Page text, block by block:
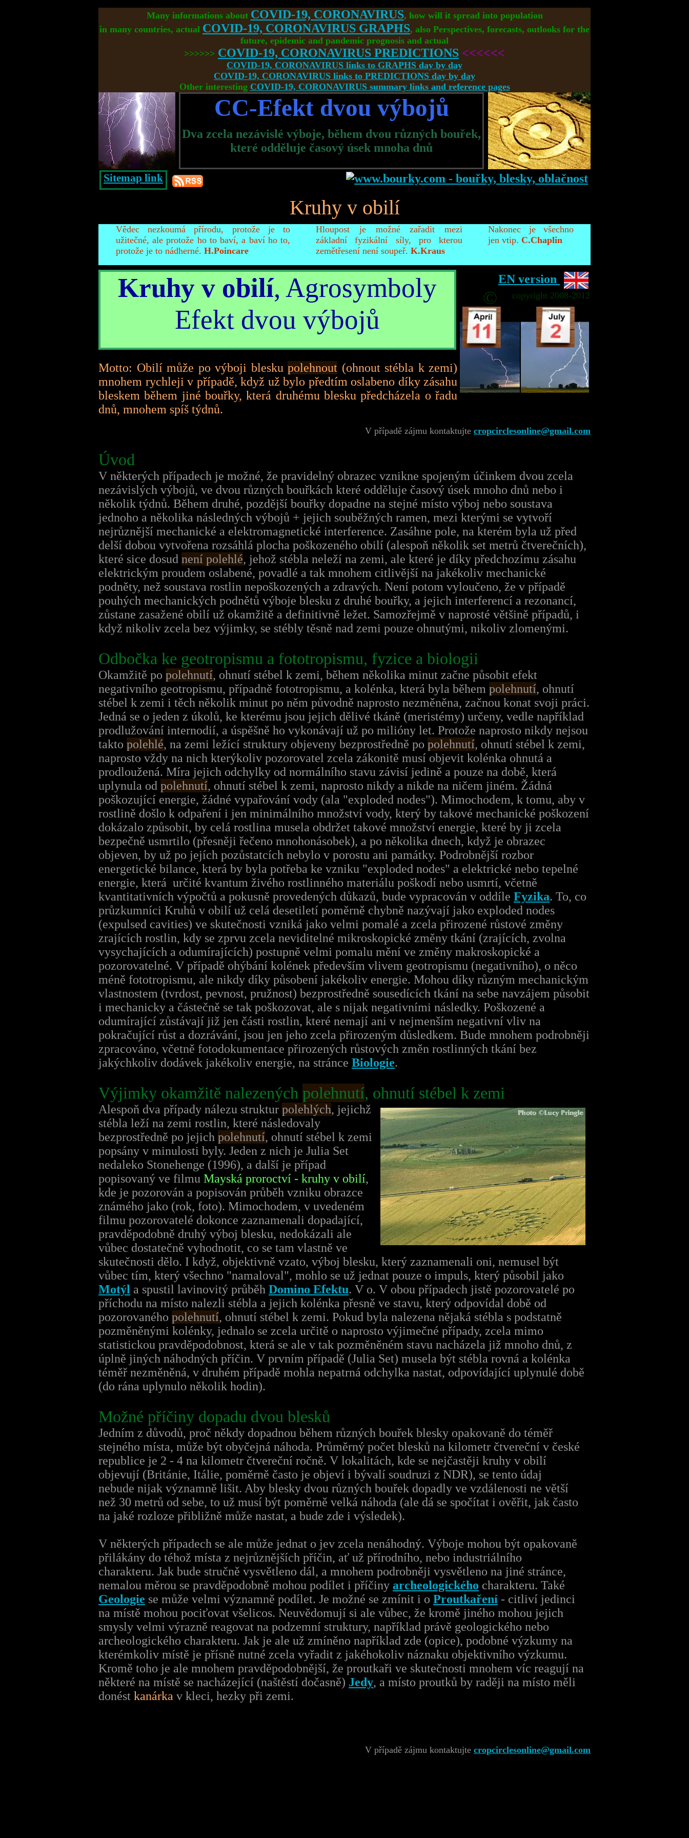
Many informations about COVID-19, CORONAVIRUS, how will it spread into population
in many countries, actual COVID-19, CORONAVIRUS GRAPHS, also Perspectives, forecasts, outlooks for the
future, epidemic and pandemic prognosis and actual
>>>>>> COVID-19, CORONAVIRUS PREDICTIONS <<<<<<
COVID-19, CORONAVIRUS links to GRAPHS day by day
COVID-19, CORONAVIRUS links to PREDICTIONS day by day
Other interesting COVID-19, CORONAVIRUS summary links and reference pages
CC-Efekt dvou výbojů
Dva zcela nezávislé výboje, během dvou různých bouřek,
které odděluje časový úsek mnoha dnů
Sitemap link
Kruhy v obilí
Vědec nezkoumá přírodu, protože je to
užitečné, ale protože ho to baví, a baví ho to,
protože je to nádherné. H.Poincare
Hloupost je možné zařadit mezi
základní fyzikální síly, pro kterou
zemětřesení není soupeř. K.Kraus
Nakonec je všechno
jen vtip. C.Chaplin
Kruhy v obilí, Agrosymboly
Efekt dvou výbojů
EN version
© copyright 2008-2012
Motto: Obilí může po výboji blesku polehnout (ohnout stébla k zemi)
mnohem rychleji v případě, když už bylo předtím oslabeno díky zásahu
bleskem během jiné bouřky, která druhému blesku předcházela o řadu
dnů, mnohem spíš týdnů.
V případě zájmu kontaktujte cropcirclesonline@gmail.com
Úvod
V některých případech je možné, že pravidelný obrazec vznikne spojeným účinkem dvou zcela
nezávislých výbojů, ve dvou různých bouřkách které odděluje časový úsek mnoho dnů nebo i
několik týdnů. Během druhé, pozdější bouřky dopadne na stejné místo výboj nebo soustava
jednoho a několika následných výbojů + jejich souběžných ramen, mezi kterými se vytvoří
nejrůznější mechanické a elektromagnetické interference. Zasáhne pole, na kterém byla už před
delší dobou vytvořena rozsáhlá plocha poškozeného obilí (alespoň několik set metrů čtverečních),
které sice dosud není polehlé, jehož stébla neleží na zemi, ale které je díky předchozímu zásahu
elektrickým proudem oslabené, povadlé a tak mnohem citlivější na jakékoliv mechanické
podněty, než soustava rostlin nepoškozených a zdravých. Není potom vyloučeno, že v případě
pouhých mechanických podnětů výboje blesku z druhé bouřky, a jejich interferencí a rezonancí,
zůstane zasažené obilí už okamžitě a definitivně ležet. Samozřejmě v naprosté většině případů, i
když nikoliv zcela bez výjimky, se stébly těsně nad zemi pouze ohnutými, nikoliv zlomenými.
Odbočka ke geotropismu a fototropismu, fyzice a biologii
Okamžitě po polehnutí, ohnutí stébel k zemi, během několika minut začne působit efekt
negativního geotropismu, případně fototropismu, a kolénka, která byla během polehnutí, ohnutí
stébel k zemi i těch několik minut po něm původně naprosto nezměněna, začnou konat svoji práci.
Jedná se o jeden z úkolů, ke kterému jsou jejich dělivé tkáně (meristémy) určeny, vedle například
prodlužování internodií, a úspěšně ho vykonávají už po milióny let. Protože naprosto nikdy nejsou
takto polehlé, na zemi ležící struktury objeveny bezprostředně po polehnutí, ohnutí stébel k zemi,
naprosto vždy na nich kterýkoliv pozorovatel zcela zákonitě musí objevit kolénka ohnutá a
prodloužená. Míra jejich odchylky od normálního stavu závisí jedině a pouze na době, která
uplynula od polehnutí, ohnutí stébel k zemi, naprosto nikdy a nikde na ničem jiném. Žádná
poškozující energie, žádné vypařování vody (ala "exploded nodes"). Mimochodem, k tomu, aby v
rostlině došlo k odpaření i jen minimálního množství vody, který by takové mechanické poškození
dokázalo způsobit, by celá rostlina musela obdržet takové množství energie, které by ji zcela
bezpečně usmrtilo (přesněji řečeno mnohonásobek), a po několika dnech, když je obrazec
objeven, by už po jejích pozůstatcích nebylo v porostu ani památky. Podrobnější rozbor
energetické bilance, která by byla potřeba ke vzniku "exploded nodes" a elektrické nebo tepelné
energie, která určité kvantum živého rostlinného materiálu poškodí nebo usmrtí, včetně
kvantitativních výpočtů a pokusně provedených důkazů, bude vypracován v oddíle Fyzika. To, co
průzkumníci Kruhů v obilí už celá desetiletí poměrně chybně nazývají jako exploded nodes
(expulsed cavities) ve skutečnosti vzniká jako velmi pomalé a zcela přirozené růstové změny
zrajících rostlin, kdy se zprvu zcela neviditelné mikroskopické změny tkání (zrajících, zvolna
vysychajících a odumírajících) postupně velmi pomalu mění ve změny makroskopické a
pozorovatelné. V případě ohýbání kolének především vlivem geotropismu (negativního), o něco
méně fototropismu, ale nikdy díky působení jakékoliv energie. Mohou díky různým mechanickým
vlastnostem (tvrdost, pevnost, pružnost) bezprostředně sousedících tkání na sebe navzájem působit
i mechanicky a částečně se tak poškozovat, ale s nijak negativními následky. Poškozené a
odumírající zůstávají již jen části rostlin, které nemají ani v nejmenším negativní vliv na
pokračující růst a dozrávání, jsou jen jeho zcela přirozeným důsledkem. Bude mnohem podrobněji
zpracováno, včetně fotodokumentace přirozených růstových změn rostlinných tkání bez
jakýchkoliv dodávek jakékoliv energie, na stránce Biologie.
Výjimky okamžitě nalezených polehnutí, ohnutí stébel k zemi
Alespoň dva případy nálezu struktur polehlých, jejichž
stébla leží na zemi rostlin, které následovaly
bezprostředně po jejich polehnutí, ohnutí stébel k zemi
popsány v minulosti byly. Jeden z nich je Julia Set
nedaleko Stonehenge (1996), a další je případ
popisovaný ve filmu Mayská proroctví - kruhy v obilí,
kde je pozorován a popisován průběh vzniku obrazce
známého jako (rok, foto). Mimochodem, v uvedeném
filmu pozorovatelé dokonce zaznamenali dopadající,
pravděpodobně druhý výboj blesku, nedokázali ale
vůbec dostatečně vyhodnotit, co se tam vlastně ve
skutečnosti dělo. I když, objektivně vzato, výboj blesku, který zaznamenali oni, nemusel být
vůbec tím, který všechno "namaloval", mohlo se už jednat pouze o impuls, který působil jako
Motýl a spustil lavinovitý průběh Domino Efektu. V o. V obou případech jistě pozorovatelé po
příchodu na místo nalezli stébla a jejich kolénka přesně ve stavu, který odpovídal době od
pozorovaného polehnutí, ohnutí stébel k zemi. Pokud byla nalezena nějaká stébla s podstatně
pozměněnými kolénky, jednalo se zcela určitě o naprosto výjimečné případy, zcela mimo
statistickou pravděpodobnost, která se ale v tak pozměněném stavu nacházela již mnoho dnů, z
úplně jiných náhodných příčin. V prvním případě (Julia Set) musela být stébla rovná a kolénka
téměř nezměněná, v druhém případě mohla nepatrná odchylka nastat, odpovídající uplynulé době
(do rána uplynulo několik hodin).
Možné příčiny dopadu dvou blesků
Jedním z důvodů, proč někdy dopadnou během různých bouřek blesky opakovaně do téměř
stejného místa, může být obyčejná náhoda. Průměrný počet blesků na kilometr čtvereční v české
republice je 2 - 4 na kilometr čtvereční ročně. V lokalitách, kde se nejčastěji kruhy v obilí
objevují (Británie, Itálie, poměrně často je objeví i bývalí soudruzi z NDR), se tento údaj
nebude nijak významně lišit. Aby blesky dvou různých bouřek dopadly ve vzdálenosti ne větší
než 30 metrů od sebe, to už musí být poměrně velká náhoda (ale dá se spočítat i ověřit, jak často
na jaké rozloze přibližně může nastat, a bude zde i výsledek).
V některých případech se ale může jednat o jev zcela nenáhodný. Výboje mohou být opakovaně
přilákány do téhož místa z nejrůznějších příčin, ať už přírodního, nebo industriálního
charakteru. Jak bude stručně vysvětleno dál, a mnohem podrobněji vysvětleno na jiné stránce,
nemalou měrou se pravděpodobně mohou podílet i příčiny archeologického charakteru. Také
Geologie se může velmi významně podílet. Je možné se zmínit i o Proutkaření - citliví jedinci
na místě mohou pociťovat všelicos. Neuvědomují si ale vůbec, že kromě jiného mohou jejich
smysly velmi výrazně reagovat na podzemní struktury, například právě geologického nebo
archeologického charakteru. Jak je ale už zmíněno například zde (opice), podobné výzkumy na
kterémkoliv místě je přísně nutné zcela vyřadit z jakéhokoliv náznaku objektivního výzkumu.
Kromě toho je ale mnohem pravděpodobnější, že proutkaři ve skutečnosti mnohem víc reagují na
některé na místě se nacházející (naštěstí dočasně) Jedy, a místo proutků by raději na místo měli
donést kanárka v kleci, hezky při zemi.
V případě zájmu kontaktujte cropcirclesonline@gmail.com